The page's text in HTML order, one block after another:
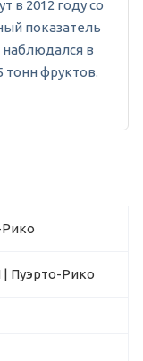
в 2012 году со
показатель
в
тонн фруктов.
Рико
| Пуэрто-Рико